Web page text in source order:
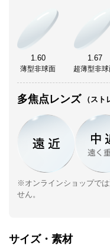
1.60
薄型非球面
1.67
超薄型非
多焦点レンズ （スト
※オンラインショップで
せん。
サイズ・素材